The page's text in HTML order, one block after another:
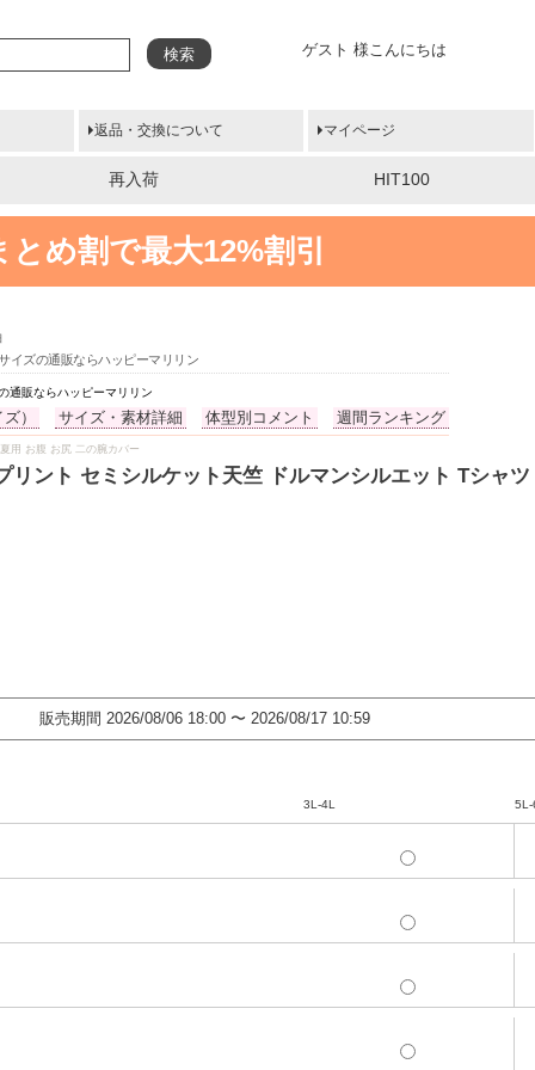
ゲスト 様こんにちは
検索
返品・交換について マイページ
再入荷 HIT100
め割で最大12%割引
イズの通販ならハッピーマリリン
通販ならハッピーマリリン
） サイズ・素材詳細 体型別コメント 週間ランキング
用 お腹 お尻 二の腕カバー
リント セミシルケット天竺 ドルマンシルエット Tシャ
販売期間 2026/08/06 18:00 〜 2026/08/17 10:59
3L-4L 5L-